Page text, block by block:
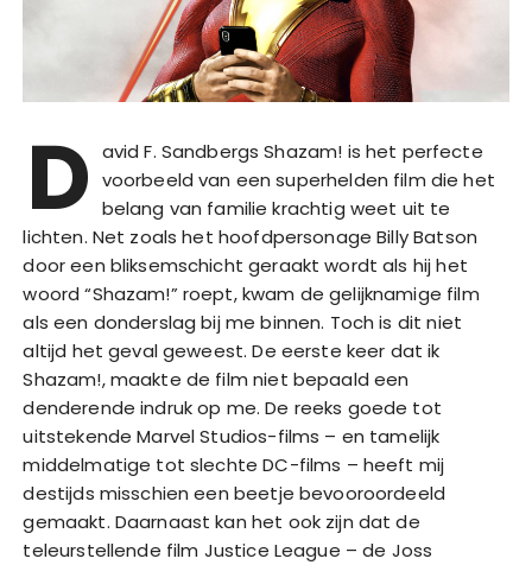
D avid F. Sandbergs Shazam! is het perfecte
voorbeeld van een superhelden film die het
belang van familie krachtig weet uit te
lichten. Net zoals het hoofdpersonage Billy Batson
door een bliksemschicht geraakt wordt als hij het
woord “Shazam!” roept, kwam de gelijknamige film
als een donderslag bij me binnen. Toch is dit niet
altijd het geval geweest. De eerste keer dat ik
Shazam!, maakte de film niet bepaald een
denderende indruk op me. De reeks goede tot
uitstekende Marvel Studios-films – en tamelijk
middelmatige tot slechte DC-films – heeft mij
destijds misschien een beetje bevooroordeeld
gemaakt. Daarnaast kan het ook zijn dat de
teleurstellende film Justice League – de Joss